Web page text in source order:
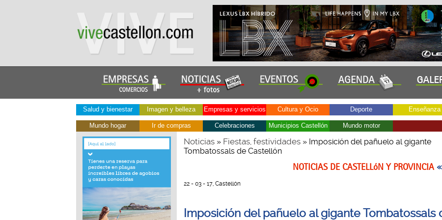
Salud y bienestar Imagen y belleza Empresas y servicios Cultura y Ocio Deporte Enseñanza
Mundo hogar Ir de compras Celebraciones Municipios Castellón Mundo motor
Noticias» Fiestas, festividades» Imposición del pañuelo al gigante
Tombatossals de Castellón
NOTICIAS DE CASTELLóN Y PROVINCIA
22 - 03 - 17, Castellón
Imposición del pañuelo al gigante Tombatossals